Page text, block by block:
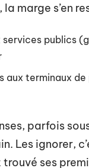
marge s’en
services publics
aux terminaux
parfois
Les ignorer,
trouvé ses